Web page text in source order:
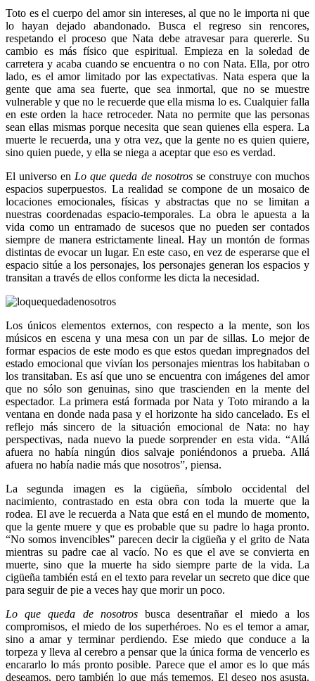
Toto es el cuerpo del amor sin intereses, al que no le importa ni que
lo hayan dejado abandonado. Busca el regreso sin rencores,
respetando el proceso que Nata debe atravesar para quererle. Su
cambio es más físico que espiritual. Empieza en la soledad de
carretera y acaba cuando se encuentra o no con Nata. Ella, por otro
lado, es el amor limitado por las expectativas. Nata espera que la
gente que ama sea fuerte, que sea inmortal, que no se muestre
vulnerable y que no le recuerde que ella misma lo es. Cualquier falla
en este orden la hace retroceder. Nata no permite que las personas
sean ellas mismas porque necesita que sean quienes ella espera. La
muerte le recuerda, una y otra vez, que la gente no es quien quiere,
sino quien puede, y ella se niega a aceptar que eso es verdad.
El universo en Lo que queda de nosotrosse construye con muchos
espacios superpuestos. La realidad se compone de un mosaico de
locaciones emocionales, físicas y abstractas que no se limitan a
nuestras coordenadas espacio-temporales. La obra le apuesta a la
vida como un entramado de sucesos que no pueden ser contados
siempre de manera estrictamente lineal. Hay un montón de formas
distintas de evocar un lugar. En este caso, en vez de esperarse que el
espacio sitúe a los personajes, los personajes generan los espacios y
transitan a través de ellos conforme les dicta la necesidad.
Los únicos elementos externos, con respecto a la mente, son los
músicos en escena y una mesa con un par de sillas. Lo mejor de
formar espacios de este modo es que estos quedan impregnados del
estado emocional que vivían los personajes mientras los habitaban o
los transitaban. Es así que uno se encuentra con imágenes del amor
que no sólo son genuinas, sino que trascienden en la mente del
espectador. La primera está formada por Nata y Toto mirando a la
ventana en donde nada pasa y el horizonte ha sido cancelado. Es el
reflejo más sincero de la situación emocional de Nata: no hay
perspectivas, nada nuevo la puede sorprender en esta vida. “Allá
afuera no había ningún dios salvaje poniéndonos a prueba. Allá
afuera no había nadie más que nosotros”, piensa.
La segunda imagen es la cigüeña, símbolo occidental del
nacimiento, contrastado en esta obra con toda la muerte que la
rodea. El ave le recuerda a Nata que está en el mundo de momento,
que la gente muere y que es probable que su padre lo haga pronto.
“No somos invencibles” parecen decir la cigüeña y el grito de Nata
mientras su padre cae al vacío. No es que el ave se convierta en
muerte, sino que la muerte ha sido siempre parte de la vida. La
cigüeña también está en el texto para revelar un secreto que dice que
para seguir de pie a veces hay que morir un poco.
Lo que queda de nosotrosbusca desentrañar el miedo a los
compromisos, el miedo de los superhéroes. No es el temor a amar,
sino a amar y terminar perdiendo. Ese miedo que conduce a la
torpeza y lleva al cerebro a pensar que la única forma de vencerlo es
encararlo lo más pronto posible. Parece que el amor es lo que más
deseamos, pero también lo que más tememos. El deseo nos asusta.